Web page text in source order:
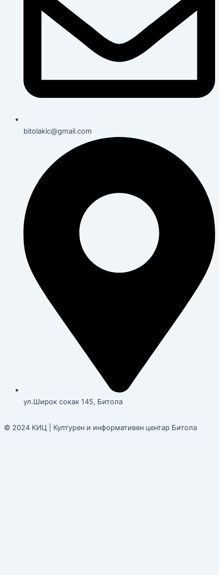
bitolakic@gmail.com
ул.Широк сокак 145, Битола
© 2024 КИЦ | Културен и информативен центар Битола